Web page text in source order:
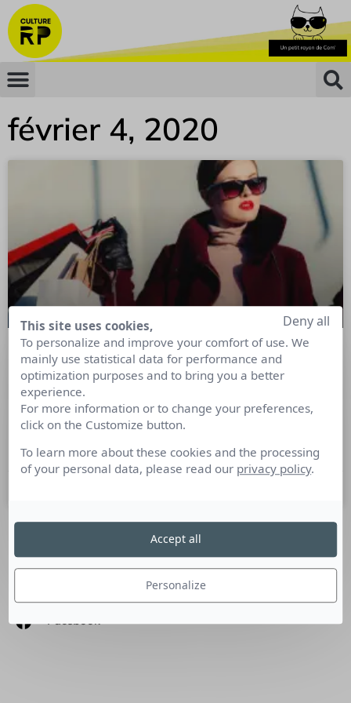
février 4, 2020
Top 10 Influenceurs Mode à suivre
sur Instagram
A l’occasion de la Fashion Week, retrouvez notre sélection
Facebook
This site uses cookies,
To personalize and improve your comfort of use. We
mainly use statistical data for performance and
optimization purposes and to bring you a better
experience.
For more information or to change your preferences,
click on the Customize button.
To learn more about these cookies and the processing
of your personal data, please read our privacy policy.
Personalize
Deny all
Accept all